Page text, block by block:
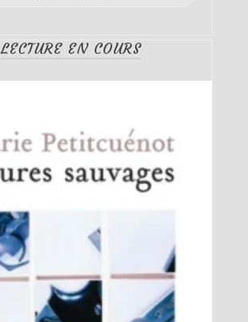
LECTURE EN COURS